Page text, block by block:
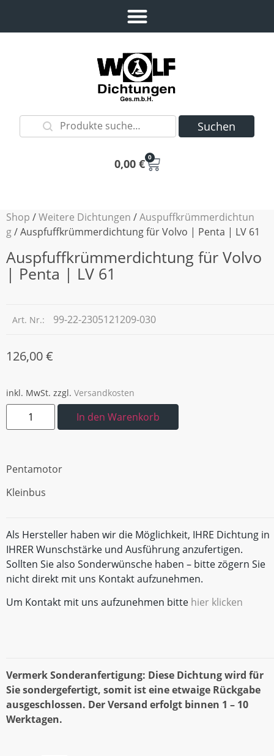
Suchen
0,00 € 0
Shop /Weitere Dichtungen /Auspuffkrümmerdichtun
g/ Auspfuffkrümmerdichtung für Volvo | Penta | LV 61
Auspfuffkrümmerdichtung für Volvo
| Penta | LV 61
Art. Nr.: 99-22-2305121209-030
126,00€
inkl. MwSt. zzgl. Versandkosten
In den Warenkorb
Pentamotor
Kleinbus
Als Hersteller haben wir die Möglichkeit, IHRE Dichtung in
IHRER Wunschstärke und Ausführung anzufertigen.
Sollten Sie also Sonderwünsche haben – bitte zögern Sie
nicht direkt mit uns Kontakt aufzunehmen.
Um Kontakt mit uns aufzunehmen bitte hier klicken
Vermerk Sonderanfertigung: Diese Dichtung wird für
Sie sondergefertigt, somit ist eine etwaige Rückgabe
ausgeschlossen. Der Versand erfolgt binnen 1 – 10
Werktagen.